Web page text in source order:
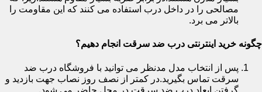
مصالحی را در داخل درب استفاده می کنند که این مقاومت را
بالاتر می برد.
چگونه خرید اینترنتی درب ضد سرقت انجام دهیم؟
پس از انتخاب مدل مدنظر می توانید با فروشگاه درب ضد
سرقت تماس بگیرید.در کمتر از نصف روز نصاب جهت بازدید و
گرفتن ابعاد درب ضد سرقت در محل حاضر می شود.